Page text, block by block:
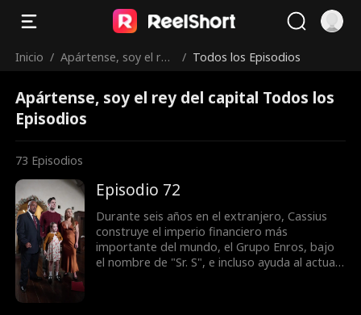
Inicio / Apártense, soy el rey
/ Todos los Episodios
Apártense, soy el rey del capital Todos los
Episodios
73 Episodios
Episodio 72
Durante seis años en el extranjero, Cassius
construye el imperio financiero más
importante del mundo, el Grupo Enros, bajo
el nombre de "Sr. S", e incluso ayuda al actual